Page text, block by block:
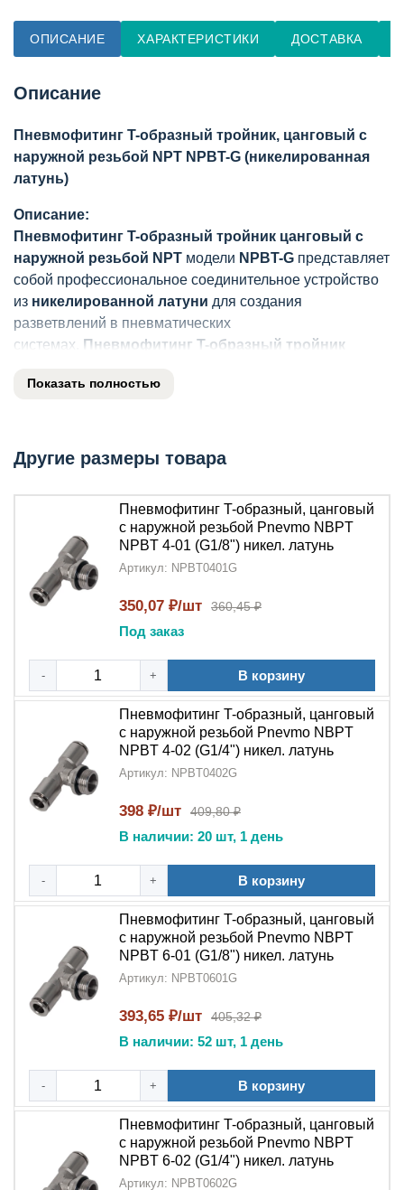
ОПИСАНИЕ ХАРАКТЕРИСТИКИ ДОСТАВКА
Описание
Пневмофитинг T-образный тройник, цанговый с
наружной резьбой NPT NPBT-G (никелированная
латунь)
Описание:
Пневмофитинг T-образный тройник цанговый с
наружной резьбой NPT модели NPBT-G представляет
собой профессиональное соединительное устройство
из никелированной латуни для создания
разветвлений в пневматических
системах. Пневмофитинг T-образный тройник
механизм крепления с
этоттройникотличается повышенной
Ключевые преимущества:
Надежное соединение:Пневмофитинг T-
образный тройникобеспечивает герметичное
подключение благодаря
наружной резьбе NPT
латунь гарантирует длительный срок службы
даже в агрессивных средах
Быстрый монтаж:Цанговая системапозволяет
устанавливать трубки без специального
инструмента
Универсальность применения
конструкция
подходит для различных
Высокая прочность
: Выдерживает
значительные рабочие давления в системах
Области применения:
Пневмофитинг T-образный тройник цанговый с
наружной резьбой NPT NPBT-G
используется:
В промышленныхпневматических
системахавтоматизированных производств
В компрессорных установках и
распределительных сетях
В системах управления пневмоавтоматикой
Показать полностью
Другие размеры товара
Пневмофитинг T-образный, цанговый
с наружной резьбой Pnevmo NBPT
NPBT 4-01 (G1/8") никел. латунь
Артикул: NPBT0401G
350,07 ₽/шт 360,45 ₽
Под заказ
- + В корзину
Пневмофитинг T-образный, цанговый
с наружной резьбой Pnevmo NBPT
NPBT 4-02 (G1/4") никел. латунь
Артикул: NPBT0402G
398 ₽/шт 409,80 ₽
В наличии: 20 шт, 1 день
- + В корзину
Пневмофитинг T-образный, цанговый
с наружной резьбой Pnevmo NBPT
NPBT 6-01 (G1/8") никел. латунь
Артикул: NPBT0601G
393,65 ₽/шт 405,32 ₽
В наличии: 52 шт, 1 день
- + В корзину
Пневмофитинг T-образный, цанговый
с наружной резьбой Pnevmo NBPT
NPBT 6-02 (G1/4") никел. латунь
Артикул: NPBT0602G